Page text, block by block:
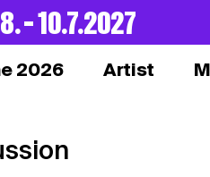
8. – 10.7.2027
2026 Artist